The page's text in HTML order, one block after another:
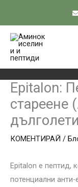
content
Epitalon:
стареене
КОМЕНТИРАЙ /
Epitalon е пептид,
потенциални